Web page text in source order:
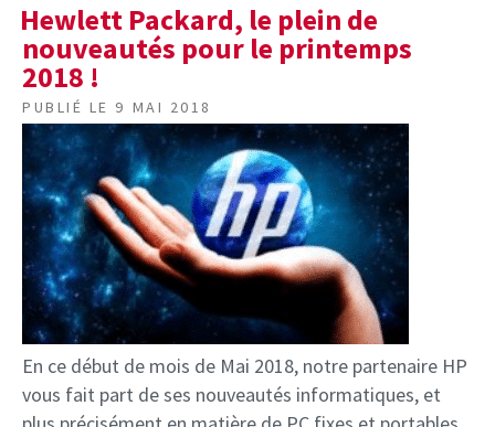
Hewlett Packard, le plein de
nouveautés pour le printemps
2018 !
PUBLIÉ LE 9 MAI 2018
En ce début de mois de Mai 2018, notre partenaire HP
vous fait part de ses nouveautés informatiques, et